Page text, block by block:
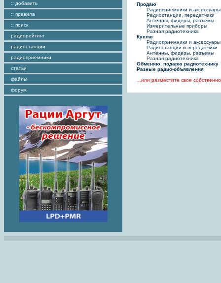
:: добавить
:: правила
:: поиск
радиорейтинг
радиостанции
радиоприемники
статьи
файлы
форум
Продаю
Радиоприемники и аксессуары
Радиостанции, передатчики
Антенны, фидеры, разъемы
Измерительные приборы
Разная радиотехника
Куплю
Радиоприемники и аксессуары
Радиостанции и передатчики
Антенны, фидеры, разъемы
Разная радиотехника
Обменяю, подарю радиотехнику
Разные радио-объявления
...или разместите свое